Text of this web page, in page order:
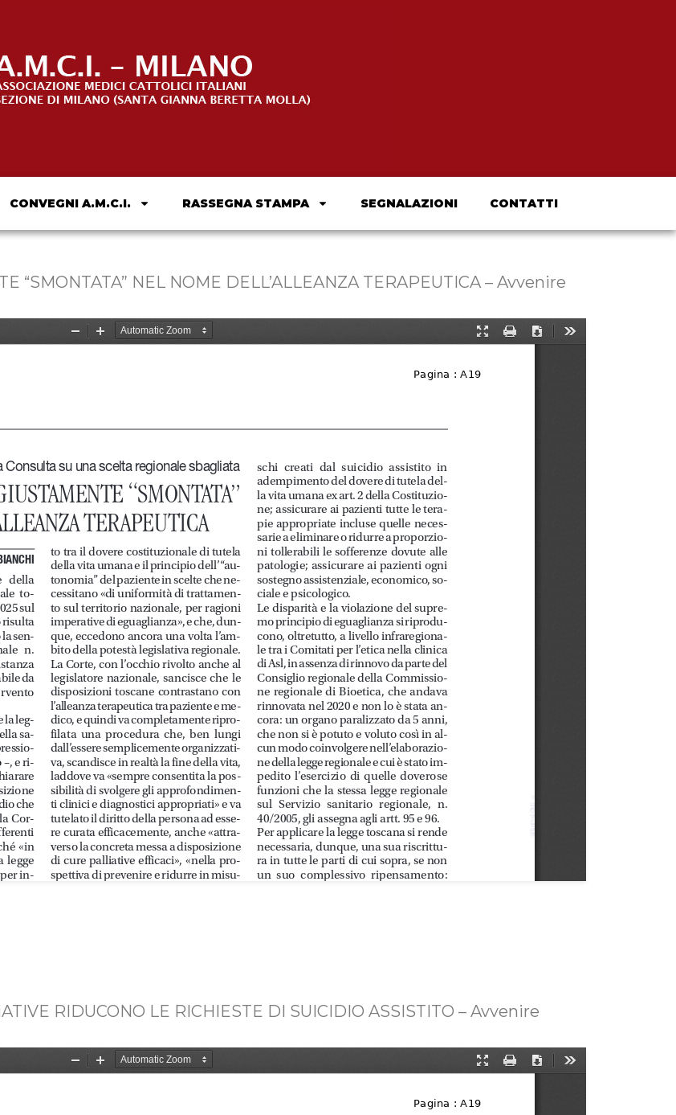
CONVEGNI A.M.C.I. RASSEGNA STAMPA SEGNALAZIONI CONTATTI
“SMONTATA” NEL NOME DELL’ALLEANZA TERAPEUTICA – Avvenire
RIDUCONO LE RICHIESTE DI SUICIDIO ASSISTITO – Avvenire